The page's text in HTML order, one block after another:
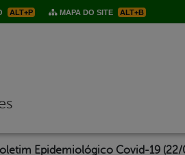
ALT+P MAPA DO SITE ALT+B